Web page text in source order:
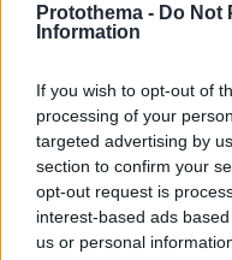
Protothema - Do Not
Information
If you wish to opt-out of
processing of your
targeted advertising by
section to confirm your
opt-out request is
interest-based ads
us or personal
Είδος υπό
Ελλάδα που
τα επιδόματα, η
07.08.2026, 15:59